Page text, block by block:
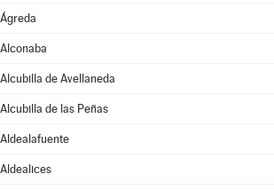
Ágreda
Alconaba
Alcubilla de Avellaneda
Alcubilla de las Peñas
Aldealafuente
Aldealices